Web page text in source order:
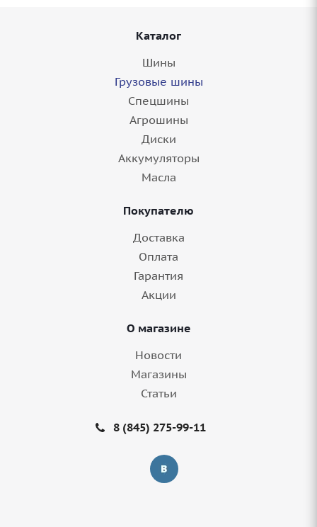
Грузовые шины 295/60-22,5 Yokohama Super
Steel TY517E 150/147L M+S в Балаково
Грузовые шины 295/60-22,5 Goodride
MultiDrive D2 (CM335) 150/147K в Балаково
Каталог
Шины
Грузовые шины
Спецшины
Агрошины
Диски
Аккумуляторы
Масла
Покупателю
Доставка
Оплата
Гарантия
Акции
О магазине
Новости
Магазины
Статьи
8 (845) 275-99-11